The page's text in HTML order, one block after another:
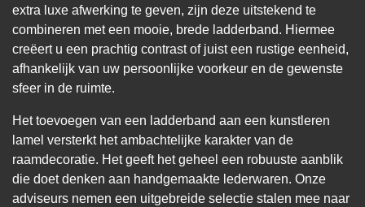
extra luxe afwerking te geven, zijn deze uitstekend te
combineren met een mooie, brede ladderband. Hiermee
creëert u een prachtig contrast of juist een rustige eenheid,
afhankelijk van uw persoonlijke voorkeur en de gewenste
sfeer in de ruimte.
Het toevoegen van een ladderband aan een kunstleren
lamel versterkt het ambachtelijke karakter van de
raamdecoratie. Het geeft het geheel een robuuste aanblik
die doet denken aan handgemaakte lederwaren. Onze
adviseurs nemen een uitgebreide selectie stalen mee naar